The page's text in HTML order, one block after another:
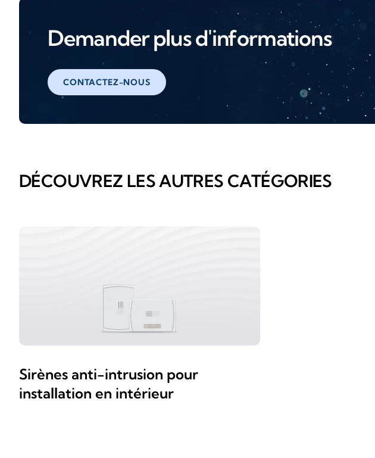
Demander plus d'informations
CONTACTEZ-NOUS
DÉCOUVREZ LES AUTRES CATÉGORIES
Sirènes anti-intrusion pour
installation en intérieur